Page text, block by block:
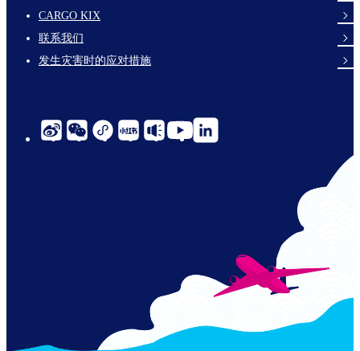
footer-
links-
en-
CARGO KIX
联系我们
发生灾害时的应对措施
social-